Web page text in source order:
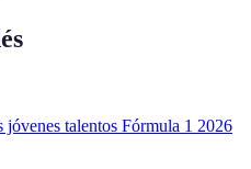
jóvenes talentos Fórmula 1 2026